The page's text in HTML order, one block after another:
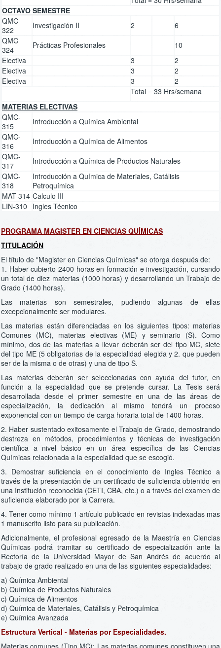
OCTAVO SEMESTRE
QMC
322
Investigación II 2
6
QMC
324
Prácticas Profesionales
10
Electiva
3
2
Electiva
3
2
Electiva
3
2
Total = 33 Hrs/semana
MATERIAS ELECTIVAS
QMC-
315
Introducción a Química Ambiental
QMC-
316
Introducción a Química de Alimentos
QMC-
317
Introducción a Química de Productos Naturales
QMC-
318
Introducción a Química de Materiales, Catálisis
Petroquímica
MAT-314 Calculo III
LIN-310
Ingles Técnico
PROGRAMA MAGISTER EN CIENCIAS QUÍMICAS
TITULACIÓN
El título de "Magister en Ciencias Químicas" se otorga después de:
1. Haber cubierto 2400 horas en formación e investigación, cursando
un total de diez materias (1000 horas) y desarrollando un Trabajo de
Grado (1400 horas).
Las materias son semestrales, pudiendo algunas de ellas
excepcionalmente ser modulares.
Las materias están diferenciadas en los siguientes tipos: materias
Comunes (MC), materias electivas (ME) y seminario (S). Como
mínimo, dos de las materias a llevar deberán ser del tipo MC, siete
del tipo ME (5 obligatorias de la especialidad elegida y 2. que pueden
ser de la misma o de otras) y una de tipo S.
Las materias deberán ser seleccionadas con ayuda del tutor, en
función a la especialidad que se pretende cursar. La Tesis será
desarrollada desde el primer semestre en una de las áreas de
especialización, la dedicación al mismo tendrá un proceso
exponencial con un tiempo de carga horaria total de 1400 horas.
2. Haber sustentado exitosamente el Trabajo de Grado, demostrando
destreza en métodos, procedimientos y técnicas de investigación
científica a nivel básico en un área específica de las Ciencias
Químicas relacionada a la especialidad que se escogió.
3. Demostrar suficiencia en el conocimiento de Ingles Técnico a
través de la presentación de un certificado de suficiencia obtenido en
una Institución reconocida (CETI, CBA, etc.) o a través del examen de
suficiencia elaborado por la Carrera.
4. Tener como mínimo 1 artículo publicado en revistas indexadas mas
1 manuscrito listo para su publicación.
Adicionalmente, el profesional egresado de la Maestría en Ciencias
Químicas podrá tramitar su certificado de especialización ante la
Rectoría de la Universidad Mayor de San Andrés de acuerdo al
trabajo de grado realizado en una de las siguientes especialidades:
a) Química Ambiental
b) Química de Productos Naturales
c) Química de Alimentos
d) Química de Materiales, Catálisis y Petroquímica
e) Química Avanzada
Estructura Vertical - Materias por Especialidades.
Materias comunes (Tipo MC): Las materias comunes constituyen una